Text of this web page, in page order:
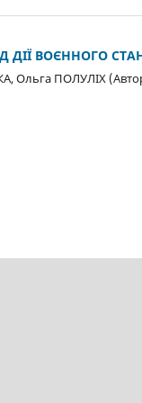
ВОЄННОГО
Ольга ПОЛУЛІХ